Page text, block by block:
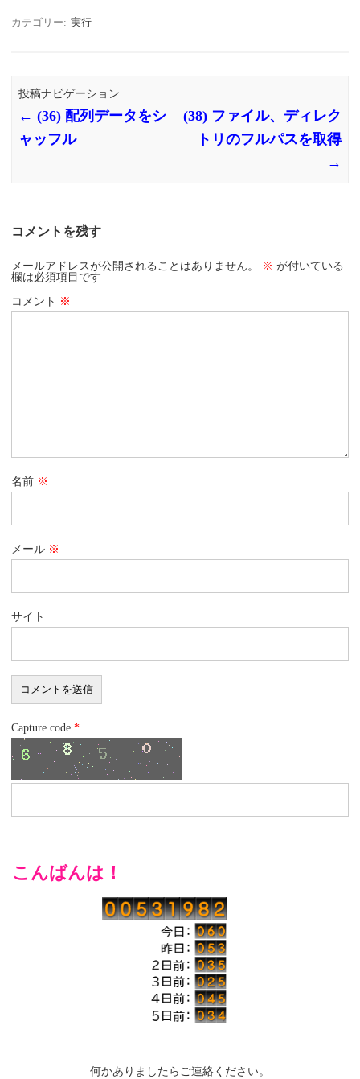
カテゴリー: 実行
投稿ナビゲーション
← (36) 配列データをシ
ャッフル
(38) ファイル、ディレク
トリのフルパスを取得
→
コメントを残す
メールアドレスが公開されることはありません。 ※ が付いている
欄は必須項目です
コメント ※
名前 ※
メール ※
サイト
Capture code *
こんばんは！
何かありましたらご連絡ください。